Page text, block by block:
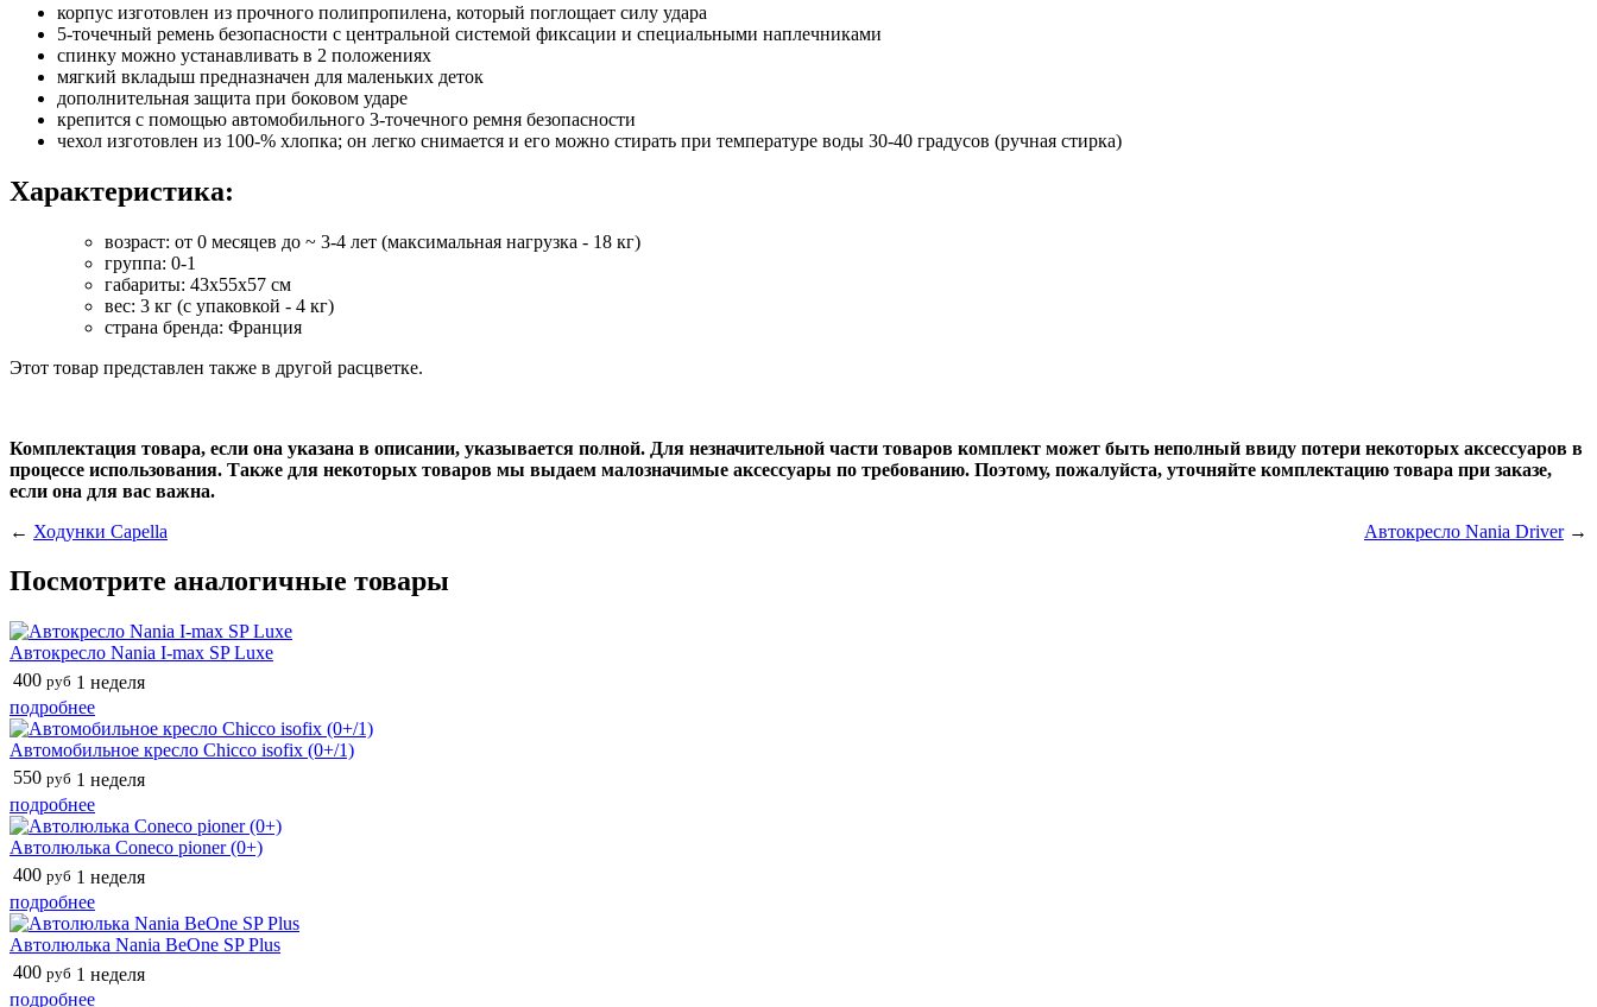
корпус изготовлен из прочного полипропилена, который поглощает силу удара
5-точечный ремень безопасности с центральной системой фиксации и специальными наплечниками
спинку можно устанавливать в 2 положениях
мягкий вкладыш предназначен для маленьких деток
дополнительная защита при боковом ударе
крепится с помощью автомобильного 3-точечного ремня безопасности
чехол изготовлен из 100-% хлопка; он легко снимается и его можно стирать при температуре воды 30-40 градусов (ручная стирка)
Характеристика:
возраст: от 0 месяцев до ~ 3-4 лет (максимальная нагрузка - 18 кг)
группа: 0-1
габариты: 43х55х57 см
вес: 3 кг (с упаковкой - 4 кг)
страна бренда: Франция
Этот товар представлен также в другой расцветке.
Комплектация товара, если она указана в описании, указывается полной. Для незначительной части товаров комплект может быть неполный ввиду потери некоторых аксессуаров в
процессе использования. Также для некоторых товаров мы выдаем малозначимые аксессуары по требованию. Поэтому, пожалуйста, уточняйте комплектацию товара при заказе,
если она для вас важна.
← Ходунки Capella Автокресло Nania Driver→
Посмотрите аналогичные товары
Автокресло Nania I-max SP Luxe
400 руб 1 неделя
подробнее
Автомобильное кресло Chicco isofix (0+/1)
550 руб 1 неделя
подробнее
Автолюлька Coneco pioner (0+)
400 руб 1 неделя
подробнее
Автолюлька Nania BeOne SP Plus
400 руб 1 неделя
подробнее